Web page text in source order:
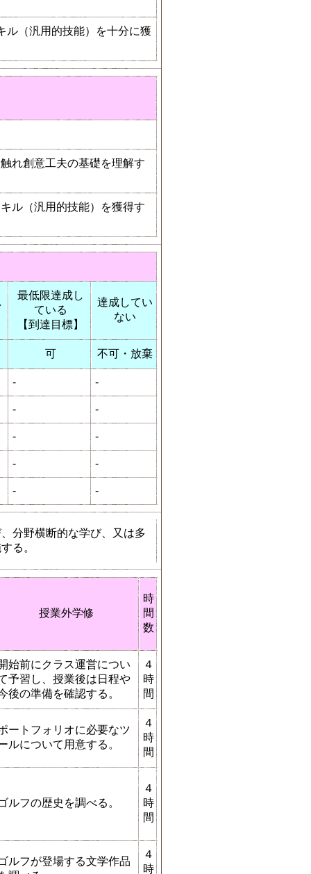
ル（汎用的技能）を十分に獲
れ創意工夫の基礎を理解す
ル（汎用的技能）を獲得す
最低限達成し
ている
【到達目標】
達成してい
ない
可 不可・放棄
- -
- -
- -
- -
- -
分野横断的な学び、又は多
る。
授業外学修
時
間
数
始前にクラス運営につい
予習し、授業後は日程や
後の準備を確認する。
４
時
間
ートフォリオに必要なツ
ルについて用意する。
４
時
間
ルフの歴史を調べる。
４
時
間
ルフが登場する文学作品
４
時